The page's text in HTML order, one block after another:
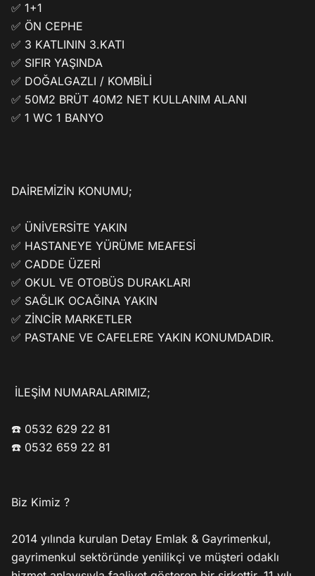
✅ 1+1
✅ ÖN CEPHE
✅ 3 KATLININ 3.KATI
✅ SIFIR YAŞINDA
✅ DOĞALGAZLI / KOMBİLİ
✅ 50M2 BRÜT 40M2 NET KULLANIM ALANI
✅ 1 WC 1 BANYO
DAİREMİZİN KONUMU;
✅ ÜNİVERSİTE YAKIN
✅ HASTANEYE YÜRÜME MEAFESİ
✅ CADDE ÜZERİ
✅ OKUL VE OTOBÜS DURAKLARI
✅ SAĞLIK OCAĞINA YAKIN
✅ ZİNCİR MARKETLER
✅ PASTANE VE CAFELERE YAKIN KONUMDADIR.
☎️ 0532 629 22 81
☎️ 0532 659 22 81
Biz Kimiz ?
2014 yılında kurulan Detay Emlak & Gayrimenkul,
gayrimenkul sektöründe yenilikçi ve müşteri odaklı